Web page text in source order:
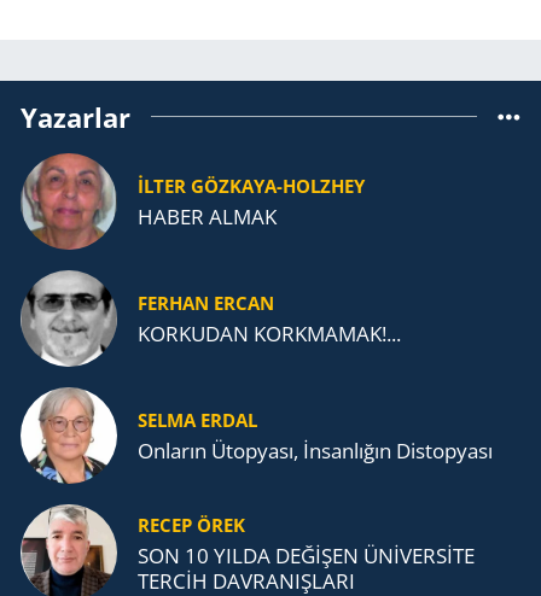
Yazarlar
İLTER GÖZKAYA-HOLZHEY
HABER ALMAK
FERHAN ERCAN
KORKUDAN KORKMAMAK!...
SELMA ERDAL
Onların Ütopyası, İnsanlığın Distopyası
RECEP ÖREK
SON 10 YILDA DEĞİŞEN ÜNİVERSİTE
TERCİH DAVRANIŞLARI